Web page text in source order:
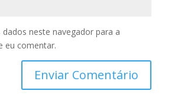
dados neste navegador para a
eu comentar.